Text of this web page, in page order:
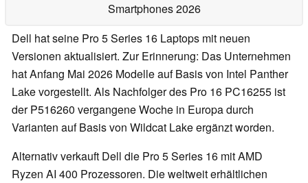
Smartphones 2026
Dell hat seine Pro 5 Series 16 Laptops mit neuen
Versionen aktualisiert. Zur Erinnerung: Das Unternehmen
hat Anfang Mai 2026 Modelle auf Basis von Intel Panther
Lake vorgestellt. Als Nachfolger des Pro 16 PC16255 ist
der P516260 vergangene Woche in Europa durch
Varianten auf Basis von Wildcat Lake ergänzt worden.
Alternativ verkauft Dell die Pro 5 Series 16 mit AMD
Ryzen AI 400 Prozessoren. Die weltweit erhältlichen